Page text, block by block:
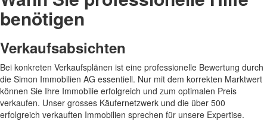
benötigen
Verkaufsabsichten
Bei konkreten Verkaufsplänen ist eine professionelle Bewertung durch
die Simon Immobilien AG essentiell. Nur mit dem korrekten Marktwert
können Sie Ihre Immobilie erfolgreich und zum optimalen Preis
verkaufen. Unser grosses Käufernetzwerk und die über 500
erfolgreich verkauften Immobilien sprechen für unsere Expertise.